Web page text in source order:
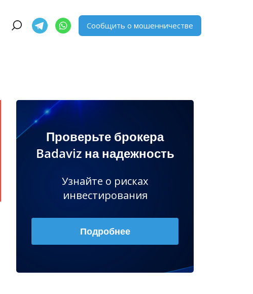
Сообщить о мошенничестве
Проверьте брокера
Badaviz на надежность
Узнайте о рисках
инвестирования
Подробнее